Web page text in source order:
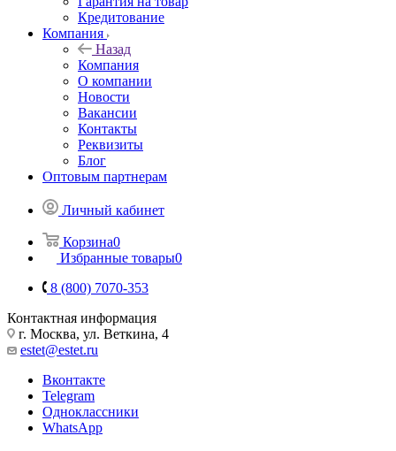
Кредитование
Компания
Назад
Компания
О компании
Новости
Вакансии
Контакты
Реквизиты
Блог
Оптовым партнерам
Личный кабинет
Корзина0
Избранные товары0
8 (800) 7070-353
Контактная информация
г. Москва, ул. Веткина, 4
estet@estet.ru
Вконтакте
Telegram
Одноклассники
WhatsApp